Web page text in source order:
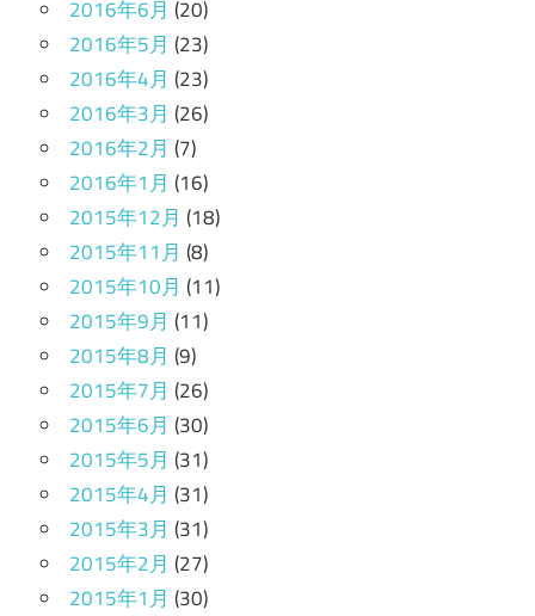
2016年6月 (20)
2016年5月 (23)
2016年4月 (23)
2016年3月 (26)
2016年2月 (7)
2016年1月 (16)
2015年12月 (18)
2015年11月 (8)
2015年10月 (11)
2015年9月 (11)
2015年8月 (9)
2015年7月 (26)
2015年6月 (30)
2015年5月 (31)
2015年4月 (31)
2015年3月 (31)
2015年2月 (27)
2015年1月 (30)